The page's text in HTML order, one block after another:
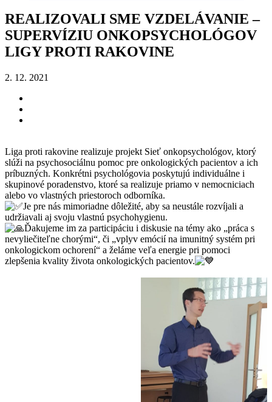
REALIZOVALI SME VZDELÁVANIE –
SUPERVÍZIU ONKOPSYCHOLÓGOV
LIGY PROTI RAKOVINE
2. 12. 2021
Liga proti rakovine realizuje projekt Sieť onkopsychológov, ktorý
slúži na psychosociálnu pomoc pre onkologických pacientov a ich
príbuzných. Konkrétni psychológovia poskytujú individuálne i
skupinové poradenstvo, ktoré sa realizuje priamo v nemocniciach
alebo vo vlastných priestoroch odborníka.
Je pre nás mimoriadne dôležité, aby sa neustále rozvíjali a
udržiavali aj svoju vlastnú psychohygienu.
Ďakujeme im za participáciu i diskusie na témy ako „práca s
nevyliečiteľne chorými“, či „vplyv emócií na imunitný systém pri
onkologickom ochorení“ a želáme veľa energie pri pomoci
zlepšenia kvality života onkologických pacientov.